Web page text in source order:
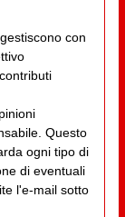
con
Questo
ogni tipo di
di eventuali
l'e-mail sotto